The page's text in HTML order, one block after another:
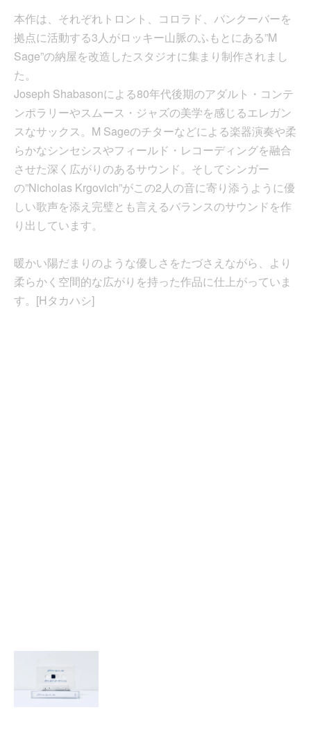
本作は、それぞれトロント、コロラド、バンクーバーを
拠点に活動する3人がロッキー山脈のふもとにある”M
Sage”の納屋を改造したスタジオに集まり制作されまし
た。
Joseph Shabasonによる80年代後期のアダルト・コンテ
ンポラリーやスムース・ジャズの美学を感じるエレガン
スなサックス。M Sageのチターなどによる楽器演奏や柔
らかなシンセシスやフィールド・レコーディングを融合
させた深く広がりのあるサウンド。そしてシンガー
の”Nicholas Krgovich”がこの2人の音に寄り添うように優
しい歌声を添え完璧とも言えるバランスのサウンドを作
り出しています。
暖かい陽だまりのような優しさをたづさえながら、より
柔らかく空間的な広がりを持った作品に仕上がっていま
す。[Hタカハシ]